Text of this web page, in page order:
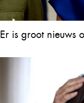
Er is groot nieuws